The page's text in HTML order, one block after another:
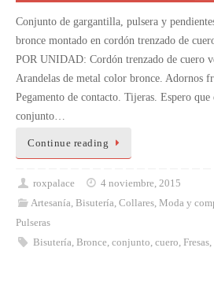
Conjunto de gargantilla, pulsera y
bronce montado en cordón trenzado de
POR UNIDAD: Cordón trenzado de cuero
Arandelas de metal color bronce. Adornos
Pegamento de contacto. Tijeras. Espero
conjunto…
Continue reading
roxpalace
4 noviembre, 2015
Artesanía, Bisutería, Collares, Moda y
Pulseras
Bisutería, Bronce, conjunto, cuero, Fresas,